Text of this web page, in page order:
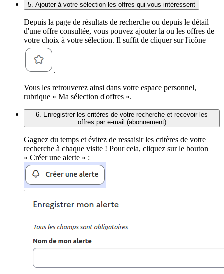
5. Ajouter à votre sélection les offres qui vous intéressent
Depuis la page de résultats de recherche ou depuis le détail
d'une offre consultée, vous pouvez ajouter la ou les offres de
votre choix à votre sélection. Il suffit de cliquer sur l'icône
.
Vous les retrouverez ainsi dans votre espace personnel,
rubrique « Ma sélection d'offres ».
6. Enregistrer les critères de votre recherche et recevoir les
offres par e-mail (abonnement)
Gagnez du temps et évitez de ressaisir les critères de votre
recherche à chaque visite ! Pour cela, cliquez sur le bouton
« Créer une alerte » :